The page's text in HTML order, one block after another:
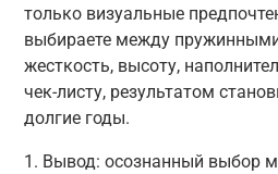
только визуальные
выбираете между
жесткость, высоту,
чек-листу, результатом
долгие годы.
1. Вывод: осознанный выбор